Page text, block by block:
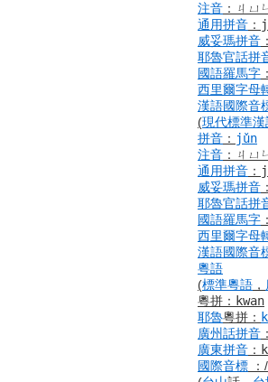
注音 ： ㄐㄩ
通用拼音 ：
威妥瑪拼音 ：
耶魯官話拼
國語羅馬字 ：
西里爾字母
漢語國際音
(現代標準漢
拼音 ： jǔn
注音 ： ㄐㄩ
通用拼音 ：
威妥瑪拼音 ：
耶魯官話拼
國語羅馬字 ：
西里爾字母
漢語國際音
粵語
(標準粵語 ，
粵拼 ： kwan
耶魯粵拼 ：
廣州話拼音 ：
廣東拼音 ：
國際音標
：